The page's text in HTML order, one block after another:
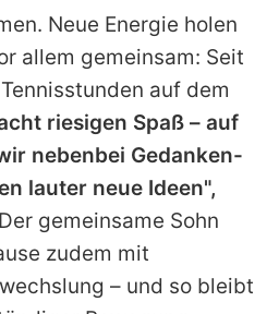
Neue Energie holen
allem gemeinsam: Seit
auf dem
riesigen Spaß – auf
nebenbei Gedanken-
lauter neue Ideen",
gemeinsame Sohn
zudem mit
– und so bleibt